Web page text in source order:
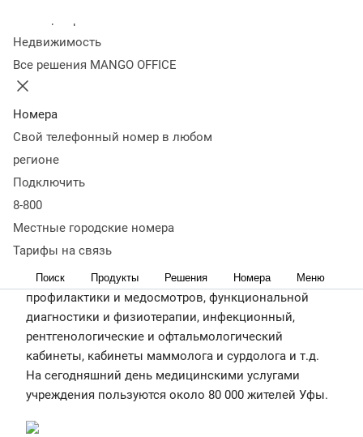
Недвижимость
Все решения MANGO OFFICE
Номера
Свой телефонный номер в любом
регионе
Подключить
8-800
Местные городские номера
Тарифы на связь
Поиск Продукты Решения Номера Меню
О компании ГБУЗ РБ Поликлиника № 1 г. Уфа
Государственное бюджетное учреждение
здравоохранения Республики Башкортостан
Поликлиника № 1 г. Уфа) города Уфы – старейшее
амбулаторное учреждение республики.
http://www.polik1-ufa.ru/
ЗадачаРешение
ГБУЗ РБ Поликлиника № 1 — одно из самых крупных
человек. В составе поликлиники функционируют
терапевтическое отделение, отделения медицинской
профилактики и медосмотров, функциональной
диагностики и физиотерапии, инфекционный,
рентгенологические и офтальмологический
кабинеты, кабинеты маммолога и сурдолога и т.д.
На сегодняшний день медицинскими услугами
учреждения пользуются около 80 000 жителей Уфы.